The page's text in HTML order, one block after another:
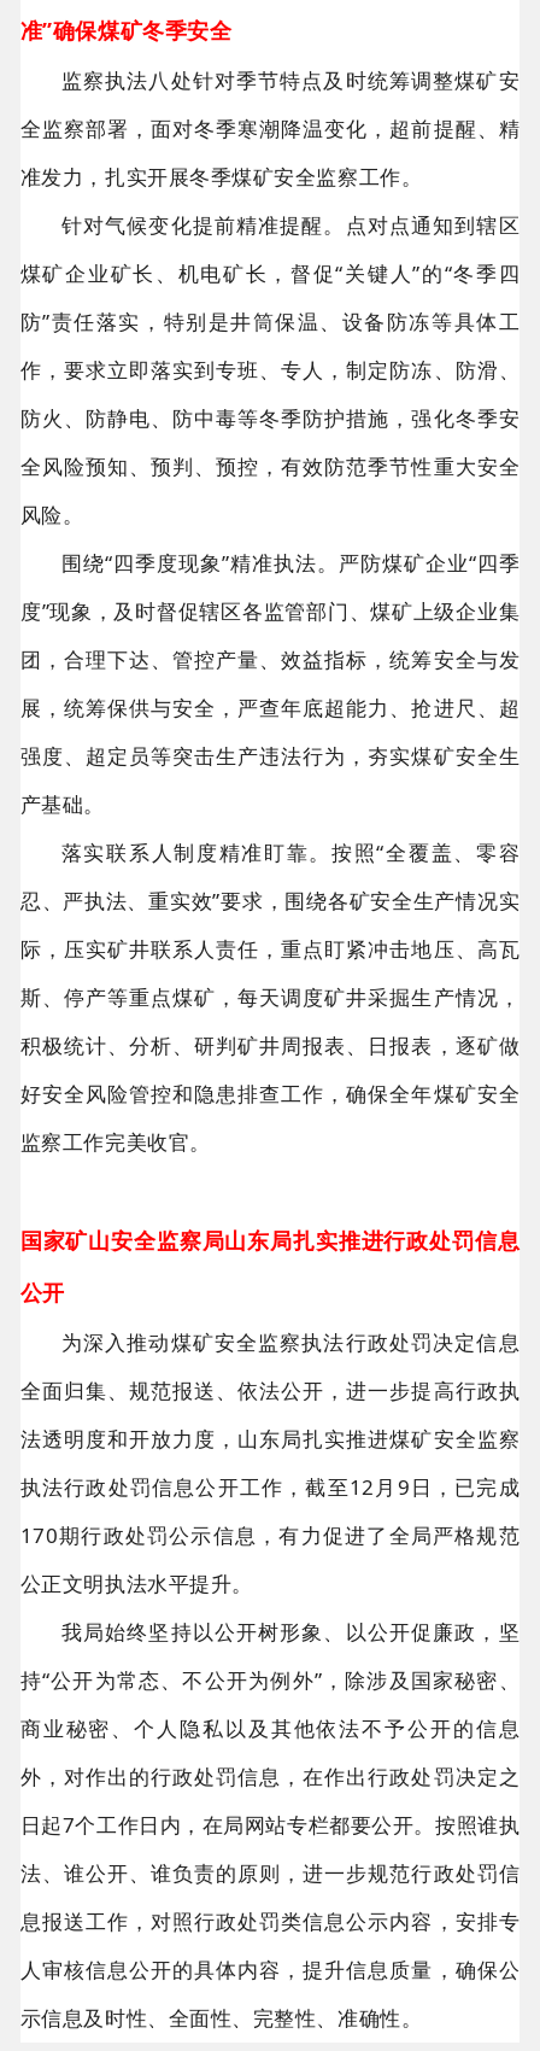
准”确保煤矿冬季安全
监察执法八处针对季节特点及时统筹调整煤矿安
全监察部署，面对冬季寒潮降温变化，超前提醒、精
准发力，扎实开展冬季煤矿安全监察工作。
针对气候变化提前精准提醒。点对点通知到辖区
煤矿企业矿长、机电矿长，督促“关键人”的“冬季四
防”责任落实，特别是井筒保温、设备防冻等具体工
作，要求立即落实到专班、专人，制定防冻、防滑、
防火、防静电、防中毒等冬季防护措施，强化冬季安
全风险预知、预判、预控，有效防范季节性重大安全
风险。
围绕“四季度现象”精准执法。严防煤矿企业“四季
度”现象，及时督促辖区各监管部门、煤矿上级企业集
团，合理下达、管控产量、效益指标，统筹安全与发
展，统筹保供与安全，严查年底超能力、抢进尺、超
强度、超定员等突击生产违法行为，夯实煤矿安全生
产基础。
落实联系人制度精准盯靠。按照“全覆盖、零容
忍、严执法、重实效”要求，围绕各矿安全生产情况实
际，压实矿井联系人责任，重点盯紧冲击地压、高瓦
斯、停产等重点煤矿，每天调度矿井采掘生产情况，
积极统计、分析、研判矿井周报表、日报表，逐矿做
好安全风险管控和隐患排查工作，确保全年煤矿安全
监察工作完美收官。
国家矿山安全监察局山东局扎实推进行政处罚信息
公开
为深入推动煤矿安全监察执法行政处罚决定信息
全面归集、规范报送、依法公开，进一步提高行政执
法透明度和开放力度，山东局扎实推进煤矿安全监察
执法行政处罚信息公开工作，截至12月9日，已完成
170期行政处罚公示信息，有力促进了全局严格规范
公正文明执法水平提升。
我局始终坚持以公开树形象、以公开促廉政，坚
持“公开为常态、不公开为例外”，除涉及国家秘密、
商业秘密、个人隐私以及其他依法不予公开的信息
外，对作出的行政处罚信息，在作出行政处罚决定之
日起7个工作日内，在局网站专栏都要公开。按照谁执
法、谁公开、谁负责的原则，进一步规范行政处罚信
息报送工作，对照行政处罚类信息公示内容，安排专
人审核信息公开的具体内容，提升信息质量，确保公
示信息及时性、全面性、完整性、准确性。